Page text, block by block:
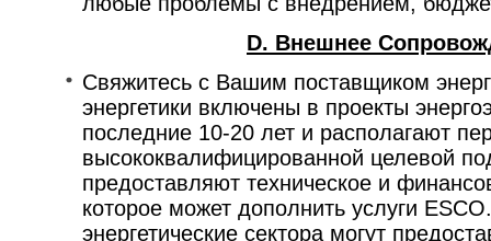
D. Внешнее
Свяжитесь с Вашим поставщиком
энергетики включены в проекты
последние 10-20 лет и располагают
высококвалифицированной целевой
предоставляют техническое и
которое может дополнить услуги
энергетические сектора могут